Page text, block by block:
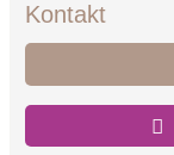
Kontakt